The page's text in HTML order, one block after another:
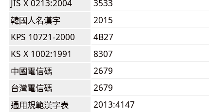
JIS X 0213:2004
3533
韓國人名漢字
2015
KPS 10721-2000
4B27
KS X 1002:1991
8307
中國電信碼
2679
台灣電信碼
2679
通用規範漢字表
2013:4147